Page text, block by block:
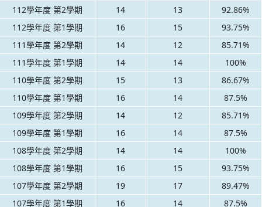
112學年度 第2學期
14 13
92.86%
112學年度 第1學期
16 15
93.75%
111學年度 第2學期
14 12
85.71%
111學年度 第1學期
14 14
100%
110學年度 第2學期
15 13
86.67%
110學年度 第1學期
16 14
87.5%
109學年度 第2學期
14 12
85.71%
109學年度 第1學期
16 14
87.5%
108學年度 第2學期
14 14
100%
108學年度 第1學期
16 15
93.75%
107學年度 第2學期
19 17
89.47%
107學年度 第1學期
16 14
87.5%